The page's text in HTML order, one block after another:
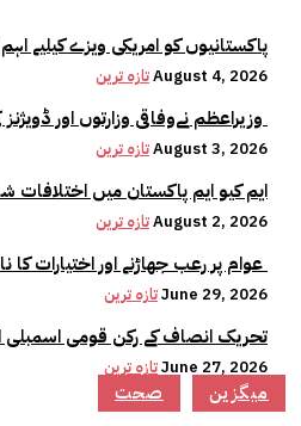
پاکستانیوں کو امریکی ویزے کیلیے
تازہ ترینAugust 4, 2026
تازہ ترینAugust 3, 2026
ایم کیو ایم پاکستان میں اختلافات
تازہ ترینAugust 2, 2026
تازہ ترینJune 29, 2026
تحریک انصاف کے رکن قومی اسمبلی
تازہ ترینJune 27, 2026
صحت میگزین